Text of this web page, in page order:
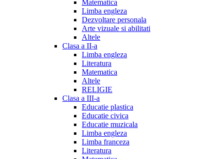
Matematica
Limba engleza
Dezvoltare personala
Arte vizuale si abilitati
Altele
Clasa a II-a
Limba engleza
Literatura
Matematica
Altele
RELIGIE
Clasa a III-a
Educatie plastica
Educatie civica
Educatie muzicala
Limba engleza
Limba franceza
Literatura